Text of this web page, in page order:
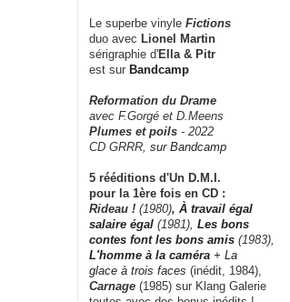
Le superbe vinyle Fictions
duo avec Lionel Martin
sérigraphie d'Ella & Pitr
est sur Bandcamp
Reformation du Drame
avec F.Gorgé et D.Meens
Plumes et poils - 2022
CD GRRR, sur Bandcamp
5 rééditions d'Un D.M.I.
pour la 1ère fois en CD :
Rideau ! (1980), À travail égal
salaire égal (1981), Les bons
contes font les bons amis (1983),
L'homme à la caméra + La
glace à trois faces (inédit, 1984),
Carnage (1985) sur Klang Galerie